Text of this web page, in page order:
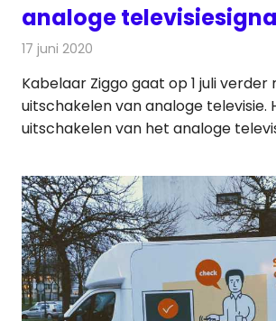
analoge
17 juni 2020
Kabelaar Ziggo gaat op 1 juli
uitschakelen van analoge televisie.
uitschakelen van het analoge